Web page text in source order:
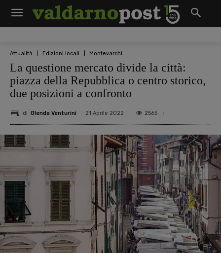
Attualità Edizioni locali Montevarchi
La questione mercato divide la città:
piazza della Repubblica o centro storico,
due posizioni a confronto
di Glenda Venturini 21 Aprile 2022 2565